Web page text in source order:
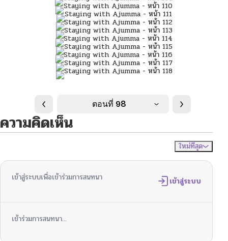
ตอนที่ 98
ความคิดเห็น
ใหม่ที่สุด
เข้าสู่ระบบเพื่อเข้าร่วมการสนทนา เข้าสู่ระบบ
เข้าร่วมการสนทนา...